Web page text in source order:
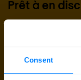
Consent
Prêt à en
Vous cherchez
informations
devis
Bruxellesest prête